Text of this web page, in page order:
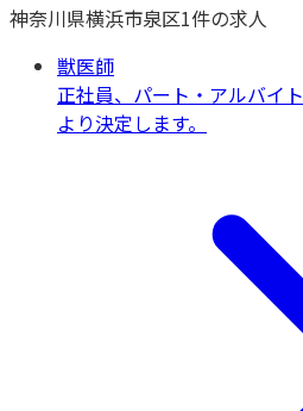
神奈川県横浜市泉区1件の求人
獣医師
正社員、パート・アルバイト
より決定します。